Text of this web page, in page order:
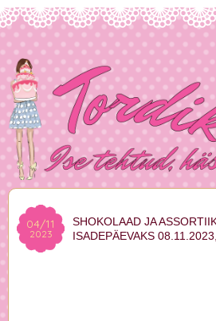
04/11
2023
SHOKOLAAD JA
ISADEPÄEVAKS